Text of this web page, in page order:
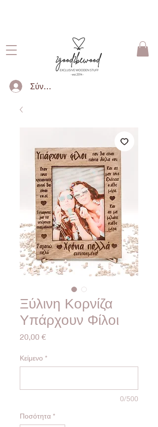
Σύνδεση
Ξύλινη Κορνίζα
Υπάρχουν Φίλοι
20,00 €Τιμή
Κείμενο *
0/500
Ποσότητα *